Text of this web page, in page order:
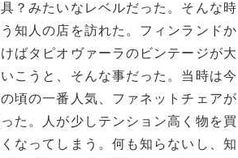
？みたいなレベルだった。そんな時
知人の店を訪れた。フィンランドか
ばタピオヴァーラのビンテージが大
こうと、そんな事だった。当時は今
頃の一番人気、ファネットチェアが
た。人が少しテンション高く物を買
なってしまう。何も知らないし、知